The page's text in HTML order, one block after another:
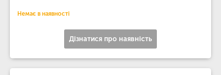
Немає в наявності
Дізнатися про наявність